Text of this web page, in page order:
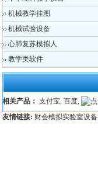
机械教学挂图
机械试验设备
心肺复苏模拟人
教学类软件
相关产品： 支付宝, 百度,
友情链接: 财会模拟实验室设备